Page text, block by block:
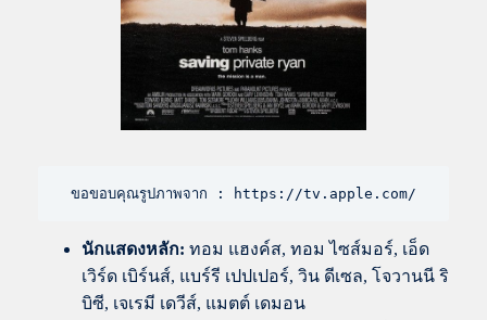
ขอขอบคุณรูปภาพจาก : https://tv.apple.com/
นักแสดงหลัก: ทอม แฮงค์ส, ทอม ไซส์มอร์, เอ็ด
เวิร์ด เบิร์นส์, แบร์รี เปปเปอร์, วิน ดีเซล, โจวานนี ริ
บิซี, เจเรมี เดวีส์, แมตต์ เดมอน